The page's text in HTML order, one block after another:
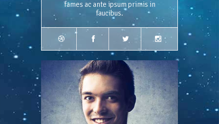
fames ac ante ipsum primis in
faucibus.